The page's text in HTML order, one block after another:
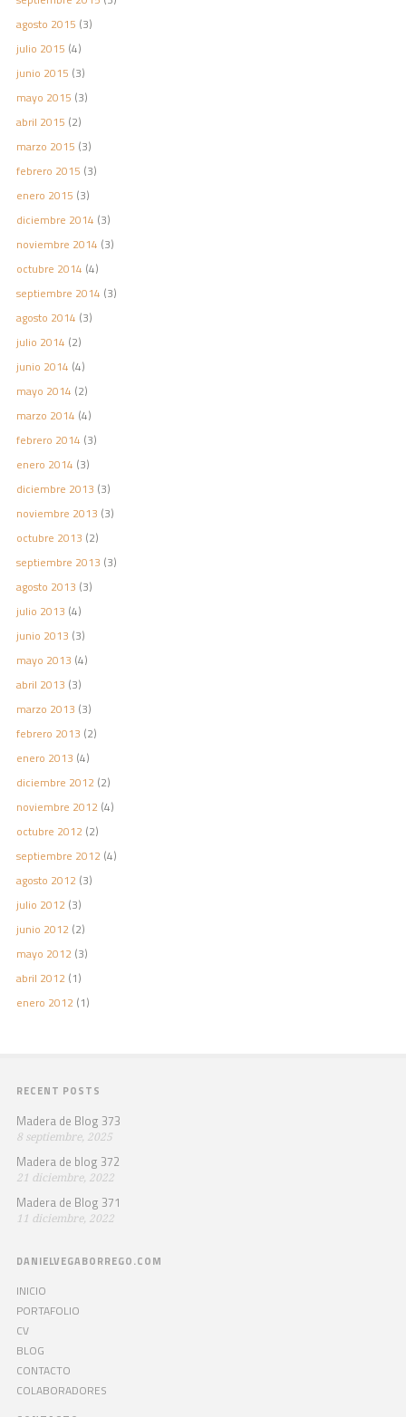
agosto 2015 (3)
julio 2015 (4)
junio 2015 (3)
mayo 2015 (3)
abril 2015 (2)
marzo 2015 (3)
febrero 2015 (3)
enero 2015 (3)
diciembre 2014 (3)
noviembre 2014 (3)
octubre 2014 (4)
septiembre 2014 (3)
agosto 2014 (3)
julio 2014 (2)
junio 2014 (4)
mayo 2014 (2)
marzo 2014 (4)
febrero 2014 (3)
enero 2014 (3)
diciembre 2013 (3)
noviembre 2013 (3)
octubre 2013 (2)
septiembre 2013 (3)
agosto 2013 (3)
julio 2013 (4)
junio 2013 (3)
mayo 2013 (4)
abril 2013 (3)
marzo 2013 (3)
febrero 2013 (2)
enero 2013 (4)
diciembre 2012 (2)
noviembre 2012 (4)
octubre 2012 (2)
septiembre 2012 (4)
agosto 2012 (3)
julio 2012 (3)
junio 2012 (2)
mayo 2012 (3)
abril 2012 (1)
enero 2012 (1)
RECENT POSTS
Madera de Blog 373
8 septiembre, 2025
Madera de blog 372
21 diciembre, 2022
Madera de Blog 371
11 diciembre, 2022
DANIELVEGABORREGO.COM
INICIO
PORTAFOLIO
CV
BLOG
CONTACTO
COLABORADORES